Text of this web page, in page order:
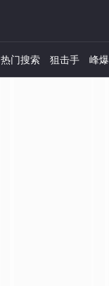
热门搜索 狙击手 峰爆